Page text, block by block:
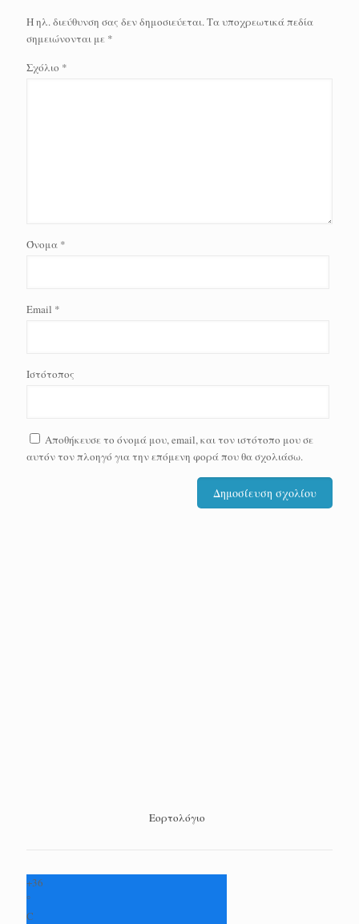
Η ηλ. διεύθυνση σας δεν δημοσιεύεται.Τα υποχρεωτικά πεδία
σημειώνονται με *
Σχόλιο *
Όνομα *
Email *
Ιστότοπος
Αποθήκευσε το όνομά μου, email, και τον ιστότοπο μου σε
αυτόν τον πλοηγό για την επόμενη φορά που θα σχολιάσω.
Εορτολόγιο
+36
°
C